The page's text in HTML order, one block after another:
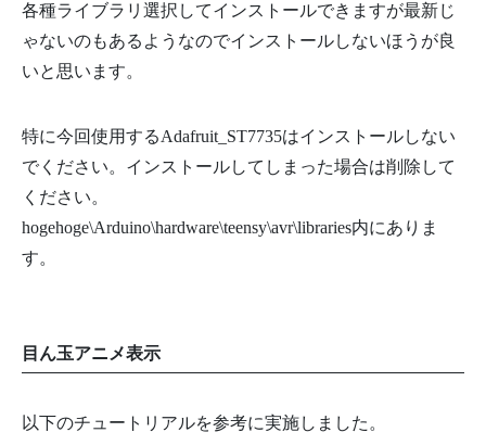
各種ライブラリ選択してインストールできますが最新じ
ゃないのもあるようなのでインストールしないほうが良
いと思います。
特に今回使用するAdafruit_ST7735はインストールしない
でください。インストールしてしまった場合は削除して
ください。
hogehoge\Arduino\hardware\teensy\avr\libraries内にありま
す。
目ん玉アニメ表示
以下のチュートリアルを参考に実施しました。